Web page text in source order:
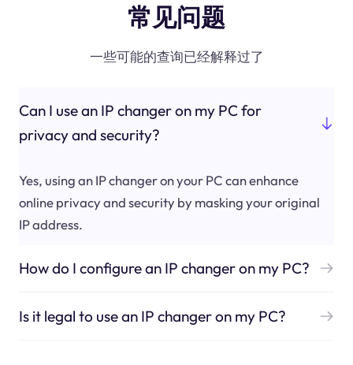
常见问题
一些可能的查询已经解释过了
Can I use an IP changer on my PC for
privacy and security?
Yes, using an IP changer on your PC can enhance
online privacy and security by masking your original
IP address.
How do I configure an IP changer on my PC?
Is it legal to use an IP changer on my PC?